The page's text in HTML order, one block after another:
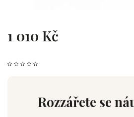
1 010 Kč
Rozzářete se